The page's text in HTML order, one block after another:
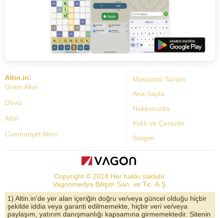
Masaüstü Sürüm
Ana Sayfa
Hakkımızda
Kvkk ve Çerezler
İletişim
Altin.in:
Gram Altın
Döviz
Altın
Cumhuriyet Altını
Dolar Kuru
Altın Yorumları
Döviz Kurları
Copyright © 2018 Her hakkı saklıdır.
Vagonmedya Bilişim San. ve Tic. A.Ş.
1) Altin.in'de yer alan içeriğin doğru ve/veya güncel olduğu hiçbir
şekilde iddia veya garanti edilmemekte, hiçbir veri ve/veya
paylaşım, yatırım danışmanlığı kapsamına girmemektedir. Sitenin